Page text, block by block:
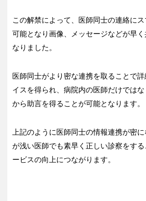
この解禁によって、医師同士の連絡に
可能となり画像、メッセージなどが早
なりました。
医師同士がより密な連携を取ることで
イスを得られ、病院内の医師だけでは
から助言を得ることが可能となります。
上記のように医師同士の情報連携が密
が浅い医師でも素早く正しい診察をす
ービスの向上につながります。